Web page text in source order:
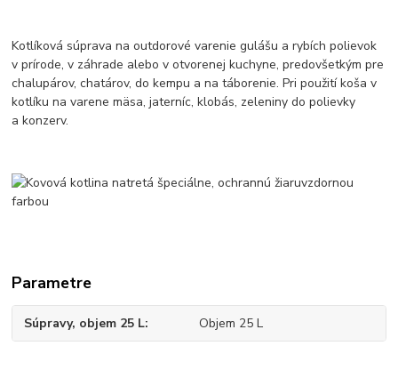
Kotlíková súprava na outdorové varenie gulášu a rybích polievok
v prírode, v záhrade alebo v otvorenej kuchyne, predovšetkým pre
chalupárov, chatárov, do kempu a na táborenie. Pri použití koša v
kotlíku na varene mäsa, jaterníc, klobás, zeleniny do polievky
a konzerv.
Parametre
Súpravy, objem 25 L Objem 25 L